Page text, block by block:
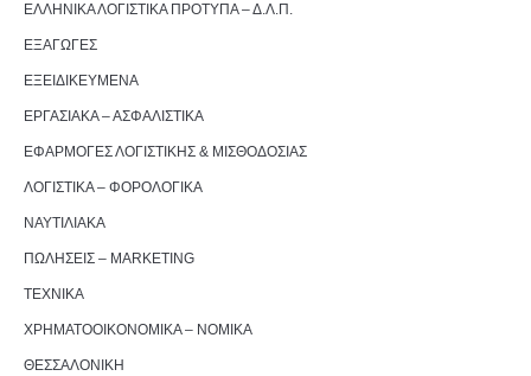
ΕΛΛΗΝΙΚΑ ΛΟΓΙΣΤΙΚΑ ΠΡΟΤΥΠΑ – Δ.Λ.Π.
ΕΞΑΓΩΓΕΣ
ΕΞΕΙΔΙΚΕΥΜΕΝΑ
ΕΡΓΑΣΙΑΚΑ – ΑΣΦΑΛΙΣΤΙΚΑ
ΕΦΑΡΜΟΓΕΣ ΛΟΓΙΣΤΙΚΗΣ & ΜΙΣΘΟΔΟΣΙΑΣ
ΛΟΓΙΣΤΙΚΑ – ΦΟΡΟΛΟΓΙΚΑ
ΝΑΥΤΙΛΙΑΚΑ
ΠΩΛΗΣΕΙΣ – MARKETING
ΤΕΧΝΙΚΑ
ΧΡΗΜΑΤΟΟΙΚΟΝΟΜΙΚΑ – ΝΟΜΙΚΑ
ΘΕΣΣΑΛΟΝΙΚΗ